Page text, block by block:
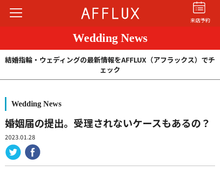
来店予約
セットリング
商品カテゴリ
ショップ
Wedding News
結婚指輪・ウェディングの最新情報をAFFLUX（アフラックス）でチ
ェック
Wedding News
婚姻届の提出。受理されないケースもあるの？
2023.01.28